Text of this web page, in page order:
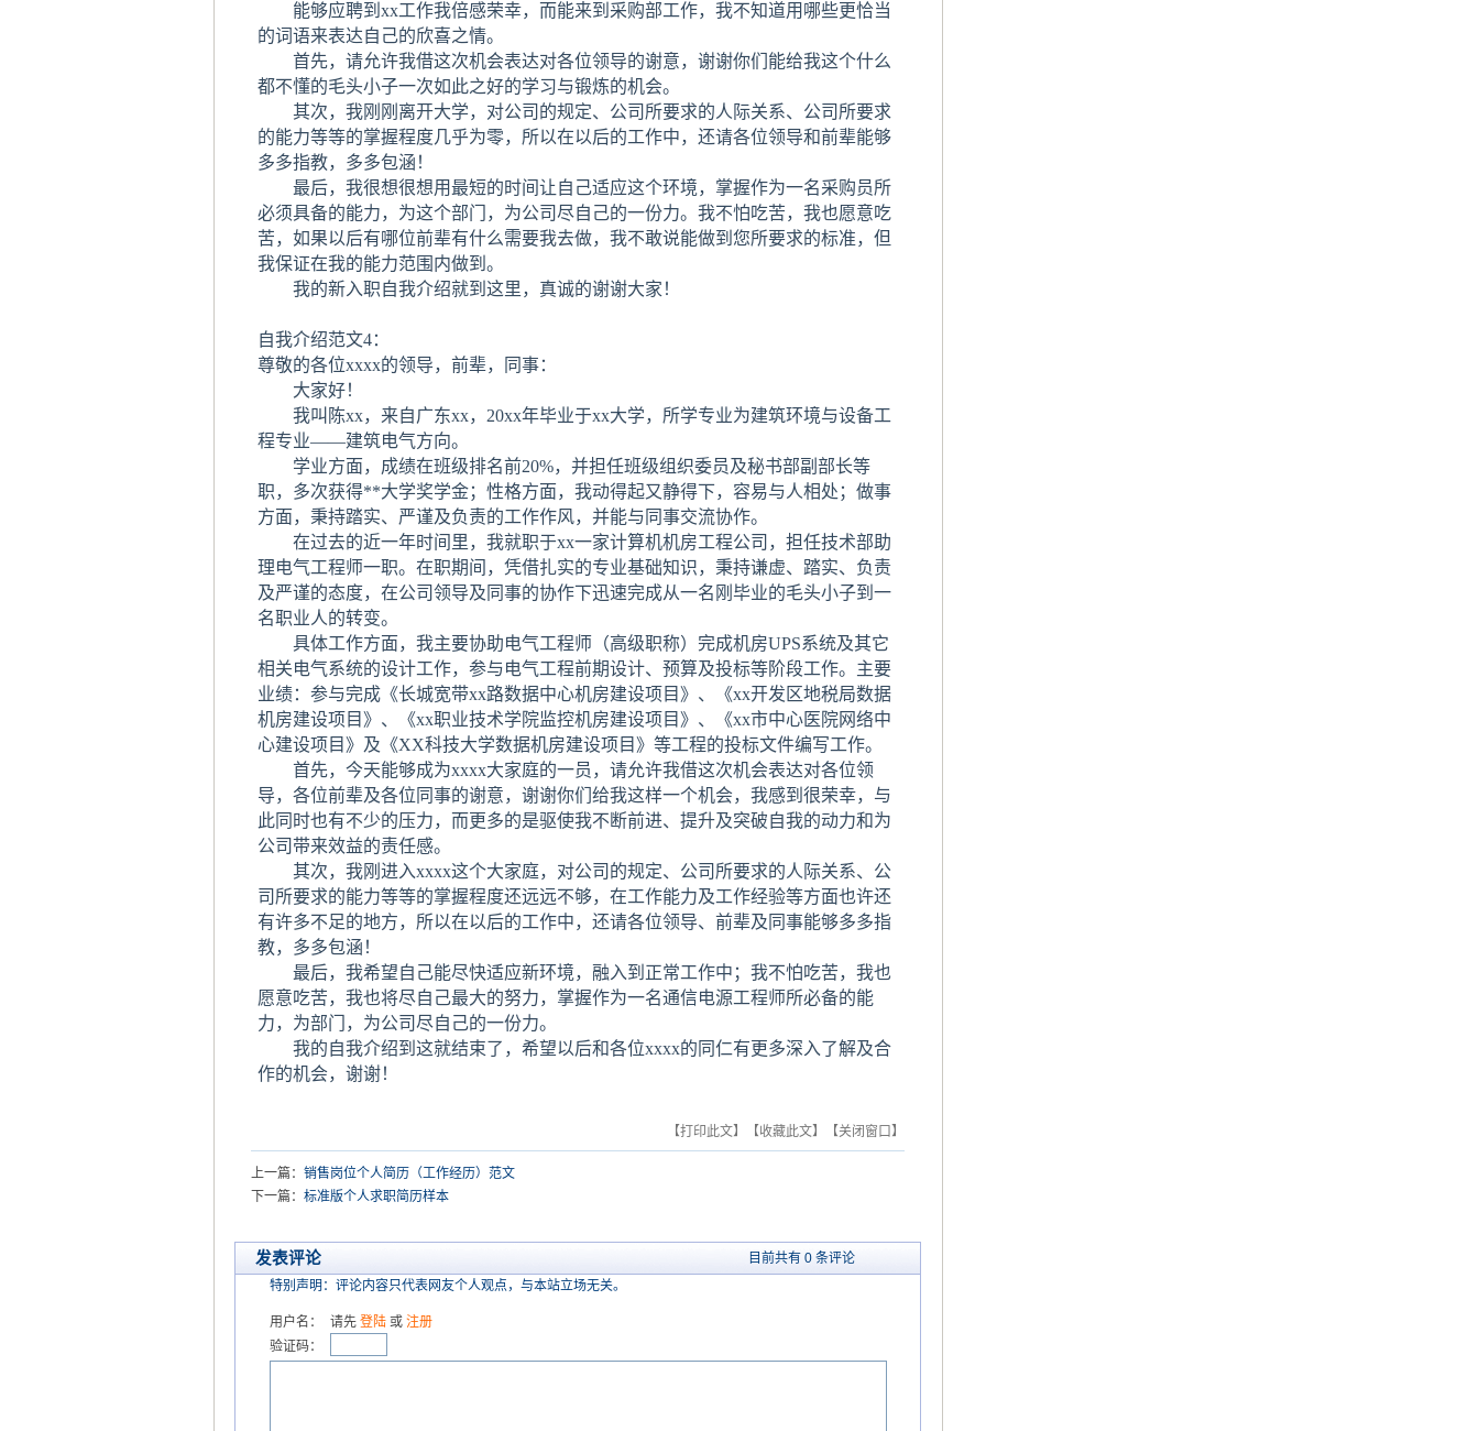
能够应聘到xx工作我倍感荣幸，而能来到采购部工作，我不知道用哪些更恰当
的词语来表达自己的欣喜之情。
首先，请允许我借这次机会表达对各位领导的谢意，谢谢你们能给我这个什么
都不懂的毛头小子一次如此之好的学习与锻炼的机会。
其次，我刚刚离开大学，对公司的规定、公司所要求的人际关系、公司所要求
的能力等等的掌握程度几乎为零，所以在以后的工作中，还请各位领导和前辈能够
多多指教，多多包涵！
最后，我很想很想用最短的时间让自己适应这个环境，掌握作为一名采购员所
必须具备的能力，为这个部门，为公司尽自己的一份力。我不怕吃苦，我也愿意吃
苦，如果以后有哪位前辈有什么需要我去做，我不敢说能做到您所要求的标准，但
我保证在我的能力范围内做到。
我的新入职自我介绍就到这里，真诚的谢谢大家！
自我介绍范文4：
尊敬的各位xxxx的领导，前辈，同事：
大家好！
我叫陈xx，来自广东xx，20xx年毕业于xx大学，所学专业为建筑环境与设备工
程专业——建筑电气方向。
学业方面，成绩在班级排名前20%，并担任班级组织委员及秘书部副部长等
职，多次获得**大学奖学金；性格方面，我动得起又静得下，容易与人相处；做事
方面，秉持踏实、严谨及负责的工作作风，并能与同事交流协作。
在过去的近一年时间里，我就职于xx一家计算机机房工程公司，担任技术部助
理电气工程师一职。在职期间，凭借扎实的专业基础知识，秉持谦虚、踏实、负责
及严谨的态度，在公司领导及同事的协作下迅速完成从一名刚毕业的毛头小子到一
名职业人的转变。
具体工作方面，我主要协助电气工程师（高级职称）完成机房UPS系统及其它
相关电气系统的设计工作，参与电气工程前期设计、预算及投标等阶段工作。主要
业绩：参与完成《长城宽带xx路数据中心机房建设项目》、《xx开发区地税局数据
机房建设项目》、《xx职业技术学院监控机房建设项目》、《xx市中心医院网络中
心建设项目》及《XX科技大学数据机房建设项目》等工程的投标文件编写工作。
首先，今天能够成为xxxx大家庭的一员，请允许我借这次机会表达对各位领
导，各位前辈及各位同事的谢意，谢谢你们给我这样一个机会，我感到很荣幸，与
此同时也有不少的压力，而更多的是驱使我不断前进、提升及突破自我的动力和为
公司带来效益的责任感。
其次，我刚进入xxxx这个大家庭，对公司的规定、公司所要求的人际关系、公
司所要求的能力等等的掌握程度还远远不够，在工作能力及工作经验等方面也许还
有许多不足的地方，所以在以后的工作中，还请各位领导、前辈及同事能够多多指
教，多多包涵！
最后，我希望自己能尽快适应新环境，融入到正常工作中；我不怕吃苦，我也
愿意吃苦，我也将尽自己最大的努力，掌握作为一名通信电源工程师所必备的能
力，为部门，为公司尽自己的一份力。
我的自我介绍到这就结束了，希望以后和各位xxxx的同仁有更多深入了解及合
作的机会，谢谢！
【打印此文】 【收藏此文】 【关闭窗口】
上一篇： 销售岗位个人简历（工作经历）范文
下一篇： 标准版个人求职简历样本
发表评论
目前共有 0 条评论
特别声明：评论内容只代表网友个人观点，与本站立场无关。
用户名： 请先登陆 或注册
验证码：